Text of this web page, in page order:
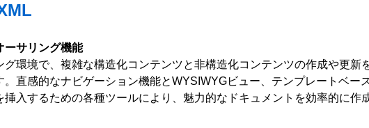
ーサリング機能
グ環境で、複雑な構造化コンテンツと非構造化コンテンツの作成や更新
。直感的なナビゲーション機能とWYSIWYGビュー、テンプレートベー
挿入するための各種ツールにより、魅力的なドキュメントを効率的に作